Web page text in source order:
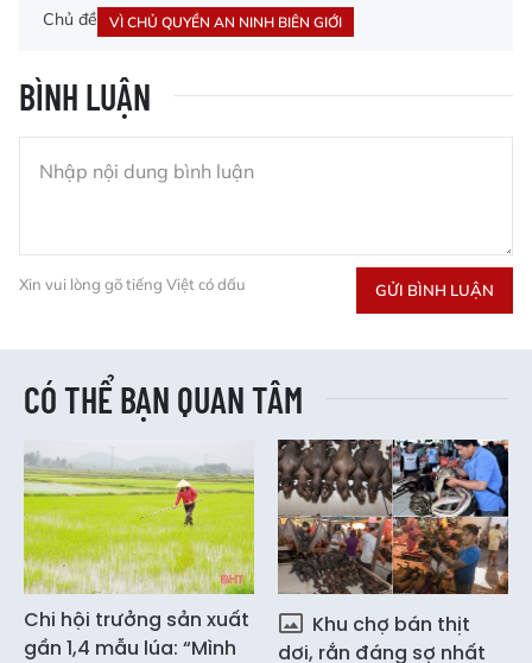
Chủ đề VÌ CHỦ QUYỀN AN NINH BIÊN GIỚI
BÌNH LUẬN
Xin vui lòng gõ tiếng Việt có dấu GỬI BÌNH LUẬN
CÓ THỂ BẠN QUAN TÂM
Chi hội trưởng sản xuất
gần 1,4 mẫu lúa: “Mình
Khu chợ bán thịt
dơi, rắn đáng sợ nhất